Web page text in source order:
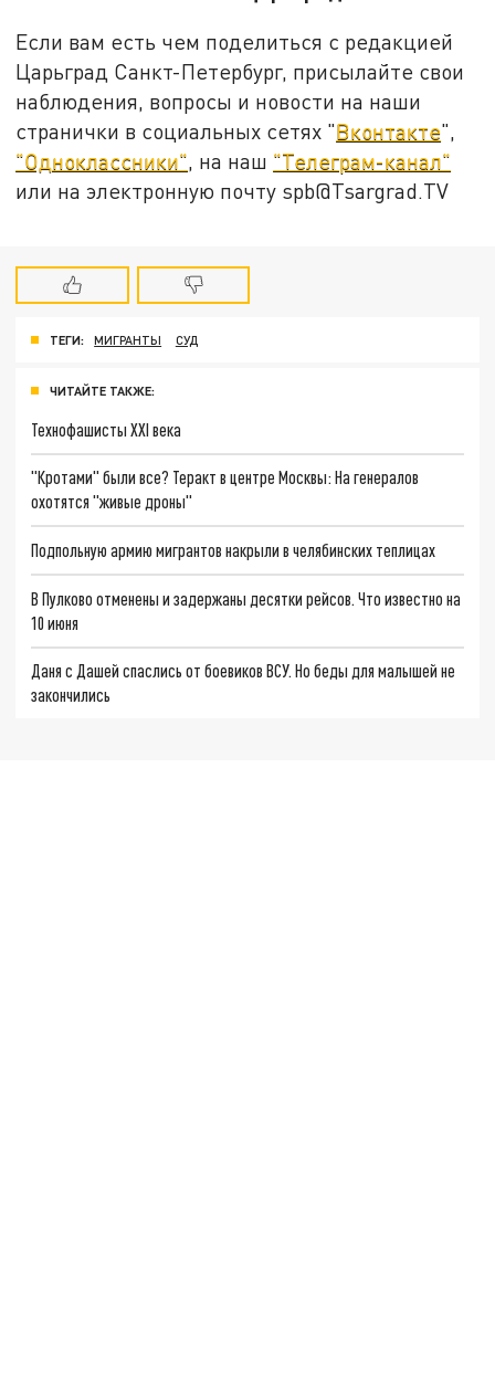
Если вам есть чем поделиться с редакцией
Царьград Санкт-Петербург, присылайте свои
наблюдения, вопросы и новости на наши
странички в социальных сетях "Вконтакте",
"Одноклассники", на наш "Телеграм-канал"
или на электронную почту spb@Tsargrad.TV
ТЕГИ: МИГРАНТЫ СУД
ЧИТАЙТЕ ТАКЖЕ:
Технофашисты XXI века
"Кротами" были все? Теракт в центре Москвы: На генералов
охотятся "живые дроны"
Подпольную армию мигрантов накрыли в челябинских теплицах
В Пулково отменены и задержаны десятки рейсов. Что известно на
10 июня
Даня с Дашей спаслись от боевиков ВСУ. Но беды для малышей не
закончились